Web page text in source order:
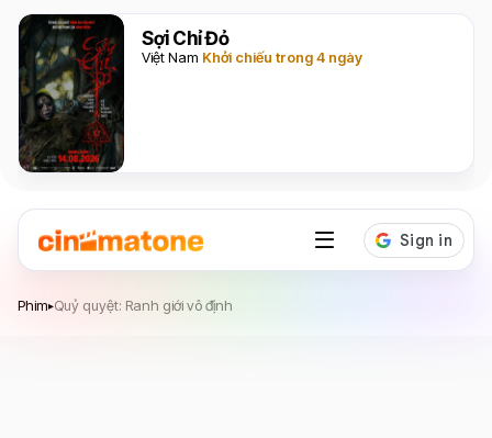
Sợi Chỉ Đỏ
Việt Nam Khởi chiếu trong 4 ngày
Phim▸Quỷ quyệt: Ranh giới vô định